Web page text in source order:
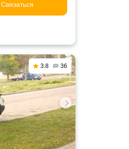
Связаться
3.8 36